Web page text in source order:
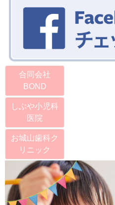
合同会社
BOND
しぶや小児科
医院
お城山歯科ク
リニック